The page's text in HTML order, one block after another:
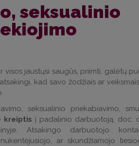
seksualinio
jaustųsi saugūs, priimti, galėtų
kad savo žodžiais ar
seksualinio priekabiavimo,
kreiptis į padalinio darbuotoją, doc.
Atsakingo darbuotojo
ar skundžiamojo